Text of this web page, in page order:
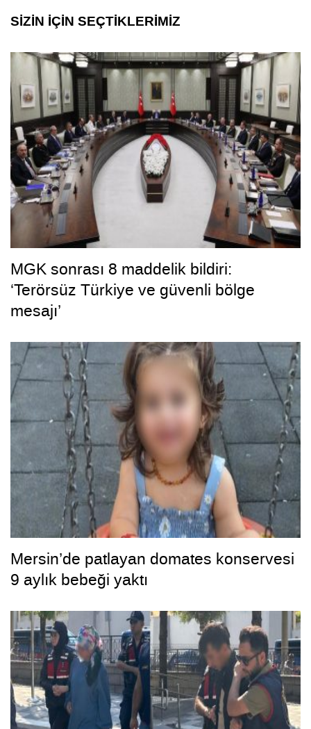
SİZİN İÇİN SEÇTİKLERİMİZ
MGK sonrası 8 maddelik bildiri:
‘Terörsüz Türkiye ve güvenli bölge
mesajı’
Mersin’de patlayan domates konservesi
9 aylık bebeği yaktı